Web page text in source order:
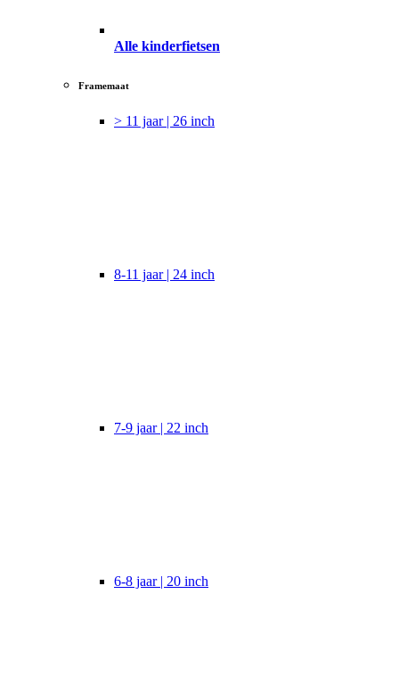
Alle kinderfietsen
Framemaat
> 11 jaar | 26 inch
8-11 jaar | 24 inch
7-9 jaar | 22 inch
6-8 jaar | 20 inch